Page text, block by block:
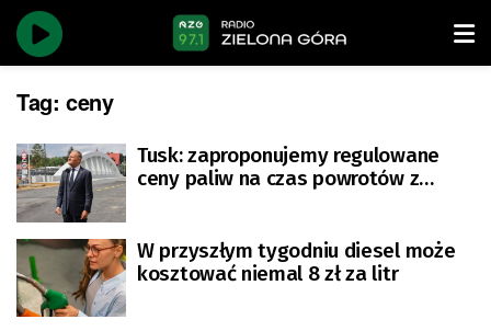
Tag: ceny
Tusk: zaproponujemy regulowane
ceny paliw na czas powrotów z
W przyszłym tygodniu diesel może
kosztować niemal 8 zł za litr